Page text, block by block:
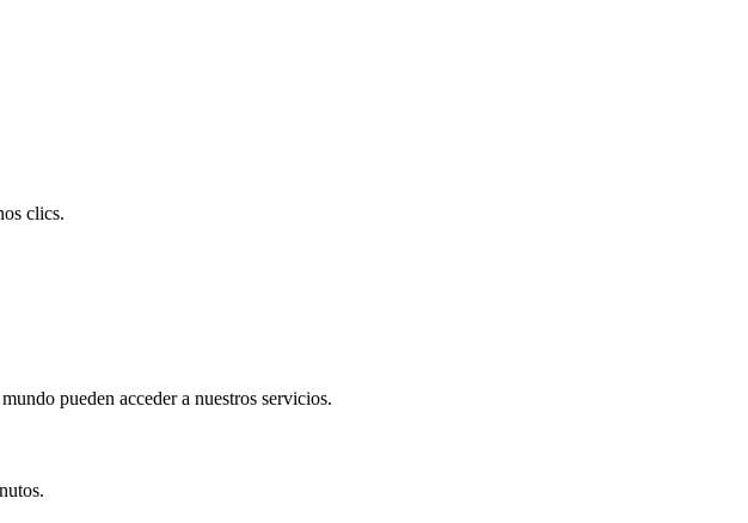
clics.
pueden acceder a nuestros servicios.